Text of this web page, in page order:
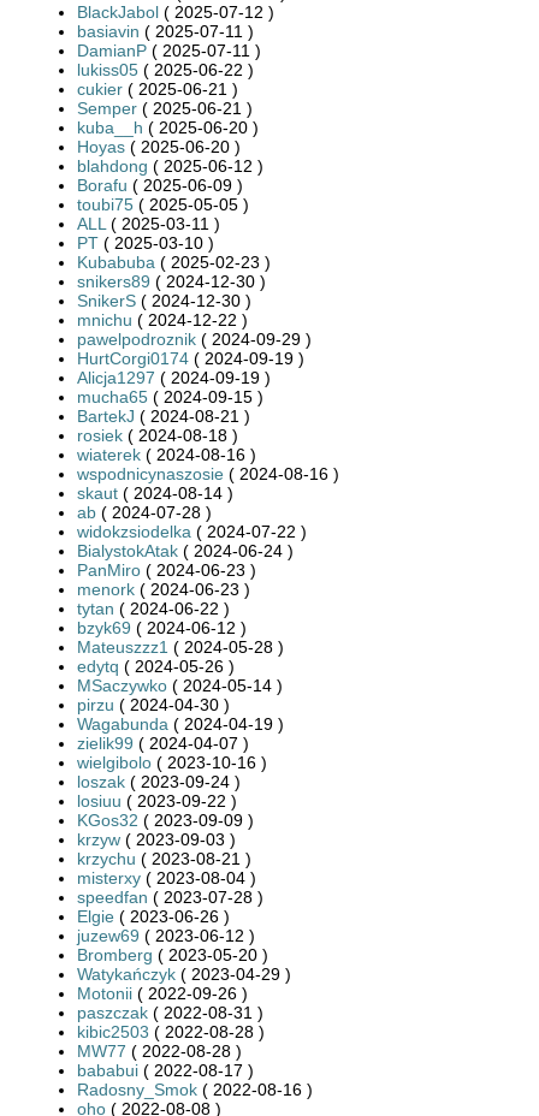
BlackJabol ( 2025-07-12 )
basiavin ( 2025-07-11 )
DamianP ( 2025-07-11 )
lukiss05 ( 2025-06-22 )
cukier ( 2025-06-21 )
Semper ( 2025-06-21 )
kuba__h ( 2025-06-20 )
Hoyas ( 2025-06-20 )
blahdong ( 2025-06-12 )
Borafu ( 2025-06-09 )
toubi75 ( 2025-05-05 )
ALL ( 2025-03-11 )
PT ( 2025-03-10 )
Kubabuba ( 2025-02-23 )
snikers89 ( 2024-12-30 )
SnikerS ( 2024-12-30 )
mnichu ( 2024-12-22 )
pawelpodroznik ( 2024-09-29 )
HurtCorgi0174 ( 2024-09-19 )
Alicja1297 ( 2024-09-19 )
mucha65 ( 2024-09-15 )
BartekJ ( 2024-08-21 )
rosiek ( 2024-08-18 )
wiaterek ( 2024-08-16 )
wspodnicynaszosie ( 2024-08-16 )
skaut ( 2024-08-14 )
ab ( 2024-07-28 )
widokzsiodelka ( 2024-07-22 )
BialystokAtak ( 2024-06-24 )
PanMiro ( 2024-06-23 )
menork ( 2024-06-23 )
tytan ( 2024-06-22 )
bzyk69 ( 2024-06-12 )
Mateuszzz1 ( 2024-05-28 )
edytq ( 2024-05-26 )
MSaczywko ( 2024-05-14 )
pirzu ( 2024-04-30 )
Wagabunda ( 2024-04-19 )
zielik99 ( 2024-04-07 )
wielgibolo ( 2023-10-16 )
loszak ( 2023-09-24 )
losiuu ( 2023-09-22 )
KGos32 ( 2023-09-09 )
krzyw ( 2023-09-03 )
krzychu ( 2023-08-21 )
misterxy ( 2023-08-04 )
speedfan ( 2023-07-28 )
Elgie ( 2023-06-26 )
juzew69 ( 2023-06-12 )
Bromberg ( 2023-05-20 )
Watykańczyk ( 2023-04-29 )
Motonii ( 2022-09-26 )
paszczak ( 2022-08-31 )
kibic2503 ( 2022-08-28 )
MW77 ( 2022-08-28 )
bababui ( 2022-08-17 )
Radosny_Smok ( 2022-08-16 )
oho ( 2022-08-08 )